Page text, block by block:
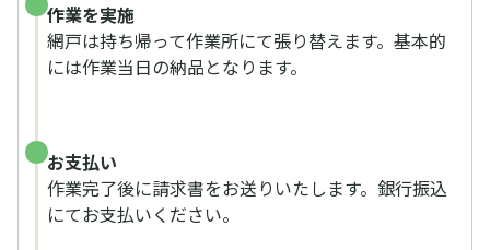
作業を実施
網戸は持ち帰って作業所にて張り替えます。基本的
には作業当日の納品となります。
お支払い
作業完了後に請求書をお送りいたします。銀行振込
にてお支払いください。